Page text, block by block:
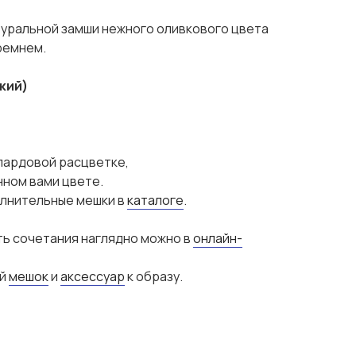
замши нежного оливкового цвета
расцветке,
вами цвете.
мешки вкаталоге.
сочетания наглядно можно вонлайн-
мешокиаксессуарк образу.